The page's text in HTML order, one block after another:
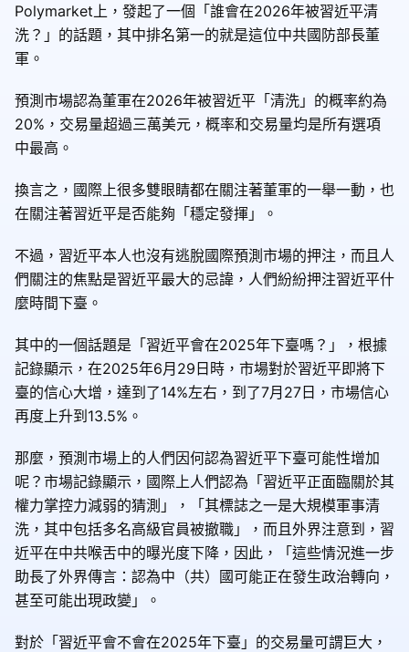
Polymarket上，發起了一個「誰會在2026年被習近平清
洗？」的話題，其中排名第一的就是這位中共國防部長董
軍。
預測市場認為董軍在2026年被習近平「清洗」的概率約為
20%，交易量超過三萬美元，概率和交易量均是所有選項
中最高。
換言之，國際上很多雙眼睛都在關注著董軍的一舉一動，也
在關注著習近平是否能夠「穩定發揮」。
不過，習近平本人也沒有逃脫國際預測市場的押注，而且人
們關注的焦點是習近平最大的忌諱，人們紛紛押注習近平什
麼時間下臺。
其中的一個話題是「習近平會在2025年下臺嗎？」，根據
記錄顯示，在2025年6月29日時，市場對於習近平即將下
臺的信心大增，達到了14%左右，到了7月27日，市場信心
再度上升到13.5%。
那麼，預測市場上的人們因何認為習近平下臺可能性增加
呢？市場記錄顯示，國際上人們認為「習近平正面臨關於其
權力掌控力減弱的猜測」，「其標誌之一是大規模軍事清
洗，其中包括多名高級官員被撤職」，而且外界注意到，習
近平在中共喉舌中的曝光度下降，因此，「這些情況進一步
助長了外界傳言：認為中（共）國可能正在發生政治轉向，
甚至可能出現政變」。
對於「習近平會不會在2025年下臺」的交易量可謂巨大，